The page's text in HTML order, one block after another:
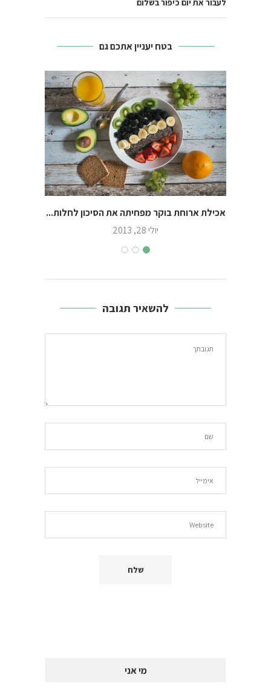
לעבור את יום כיפור בשלום
בטח יעניין אתכם גם
אכילת ארוחת בוקר מפחיתה את הסיכון לחלות...
יולי 28, 2013
להשאיר תגובה
מי אני